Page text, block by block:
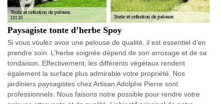
Paysagiste tonte d’herbe Spoy
Si vous voulez avoir une pelouse de qualité, il est essentiel d’en
prendre soin. L’herbe soignée dépend de son arrosage et de sa
tondaison. Effectivement, les différents végétaux rendent
également la surface plus admirable votre propriété. Nos
jardiniers paysagistes chez Artisan Adolphe Pierre sont
professionnels. Nous faisons notre possible pour rendre votre